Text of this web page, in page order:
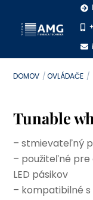
content
DOMOV OVLÁDAČE
Tunable
– stmievateľný
– použiteľné pre
LED pásikov
– kompatibilné